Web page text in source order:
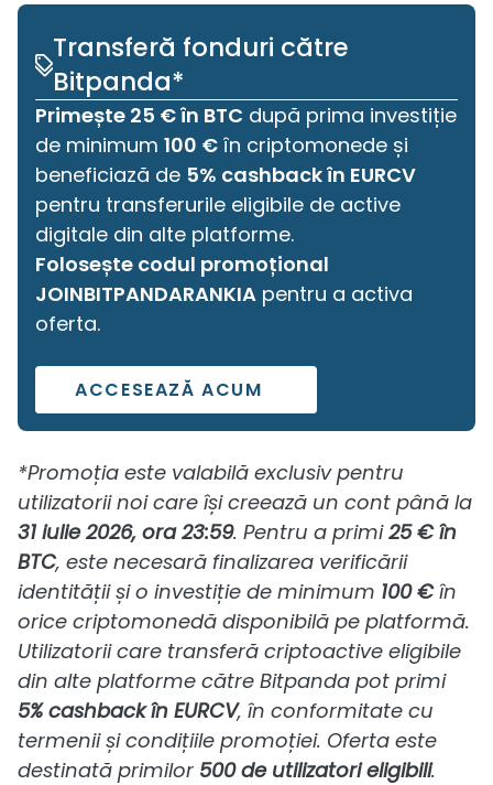
Transferă fonduri către
Bitpanda*
Primește 25 € în BTC după prima investiție
de minimum 100 € în criptomonede și
beneficiază de 5% cashback în EURCV
pentru transferurile eligibile de active
digitale din alte platforme.
Folosește codul promoțional
JOINBITPANDARANKIA pentru a activa
oferta.
ACCESEAZĂ ACUM
*Promoția este valabilă exclusiv pentru
utilizatorii noi care își creează un cont până la
31 iulie 2026, ora 23:59. Pentru a primi25 € în
BTC, este necesară finalizarea verificării
identității și o investiție de minimum 100 €în
orice criptomonedă disponibilă pe platformă.
Utilizatorii care transferă criptoactive eligibile
din alte platforme către Bitpanda pot primi
5% cashback în EURCV, în conformitate cu
termenii și condițiile promoției. Oferta este
destinată primilor 500 de utilizatori eligibili.